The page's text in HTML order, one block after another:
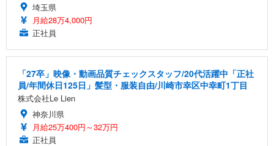
埼玉県
月給28万4,000円
正社員
「27卒」映像・動画品質チェックスタッフ/20代活躍中「正社
員/年間休日125日」髪型・服装自由/川崎市幸区中幸町1丁目
株式会社Le Lien
神奈川県
月給25万400円～32万円
正社員